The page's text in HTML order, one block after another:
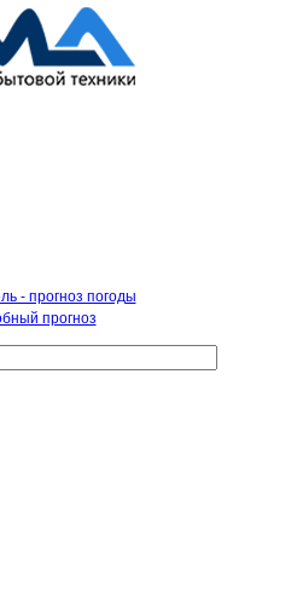
- прогноз погоды
прогноз